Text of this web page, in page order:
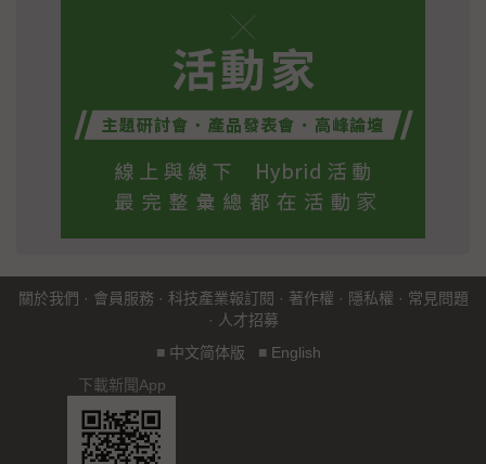
關於我們 · 會員服務 · 科技產業報訂閱 · 著作權 · 隱私權 · 常見問題
· 人才招募
■ 中文简体版 ■ English
下載新聞App